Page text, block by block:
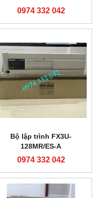
0974 332 042
Bộ lập trình FX3U-
128MR/ES-A
0974 332 042